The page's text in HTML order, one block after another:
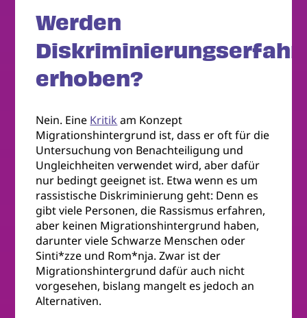
Werden
erhoben?
Nein. Eine Kritik am Konzept
Migrationshintergrund ist, dass er oft für die
Untersuchung von Benachteiligung und
Ungleichheiten verwendet wird, aber dafür
nur bedingt geeignet ist. Etwa wenn es um
rassistische Diskriminierung geht: Denn es
gibt viele Personen, die Rassismus erfahren,
aber keinen Migrationshintergrund haben,
darunter viele Schwarze Menschen oder
Sinti*zze und Rom*nja. Zwar ist der
Migrationshintergrund dafür auch nicht
vorgesehen, bislang mangelt es jedoch an
Alternativen.